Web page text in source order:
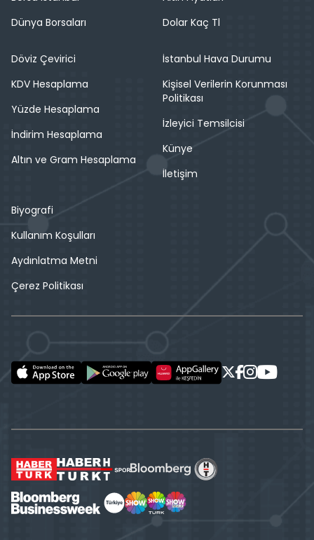
Dünya Borsaları
Dolar Kaç Tl
Döviz Çevirici
KDV Hesaplama
Yüzde Hesaplama
İndirim Hesaplama
Altın ve Gram Hesaplama
İstanbul Hava Durumu
Kişisel Verilerin Korunması
Politikası
İzleyici Temsilcisi
Künye
İletişim
Biyografi
Kullanım Koşulları
Aydınlatma Metni
Çerez Politikası